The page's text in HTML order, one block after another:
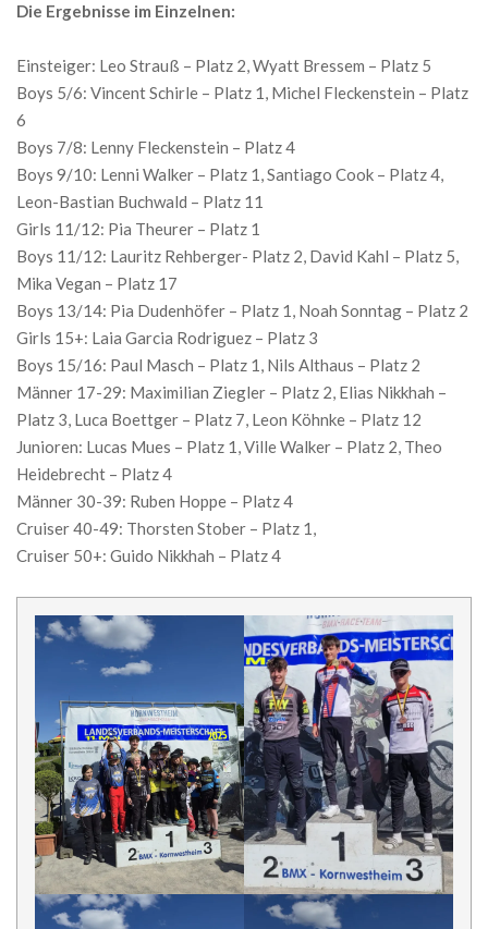
Die Ergebnisse im Einzelnen:
Einsteiger: Leo Strauß – Platz 2, Wyatt Bressem – Platz 5
Boys 5/6: Vincent Schirle – Platz 1, Michel Fleckenstein – Platz
6
Boys 7/8: Lenny Fleckenstein – Platz 4
Boys 9/10: Lenni Walker – Platz 1, Santiago Cook – Platz 4,
Leon-Bastian Buchwald – Platz 11
Girls 11/12: Pia Theurer – Platz 1
Boys 11/12: Lauritz Rehberger- Platz 2, David Kahl – Platz 5,
Mika Vegan – Platz 17
Boys 13/14: Pia Dudenhöfer – Platz 1, Noah Sonntag – Platz 2
Girls 15+: Laia Garcia Rodriguez – Platz 3
Boys 15/16: Paul Masch – Platz 1, Nils Althaus – Platz 2
Männer 17-29: Maximilian Ziegler – Platz 2, Elias Nikkhah –
Platz 3, Luca Boettger – Platz 7, Leon Köhnke – Platz 12
Junioren: Lucas Mues – Platz 1, Ville Walker – Platz 2, Theo
Heidebrecht – Platz 4
Männer 30-39: Ruben Hoppe – Platz 4
Cruiser 40-49: Thorsten Stober – Platz 1,
Cruiser 50+: Guido Nikkhah – Platz 4